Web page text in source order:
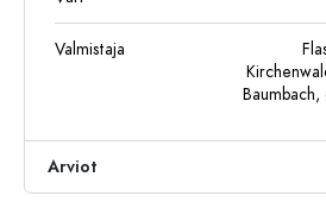
Valmistaja
Baumbach,
Arviot